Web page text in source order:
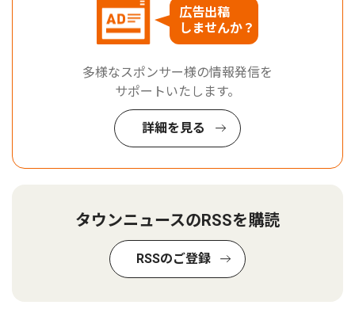
広告出稿
しませんか？
多様なスポンサー様の情報発信を
サポートいたします。
詳細を見る
タウンニュースのRSSを購読
RSSのご登録